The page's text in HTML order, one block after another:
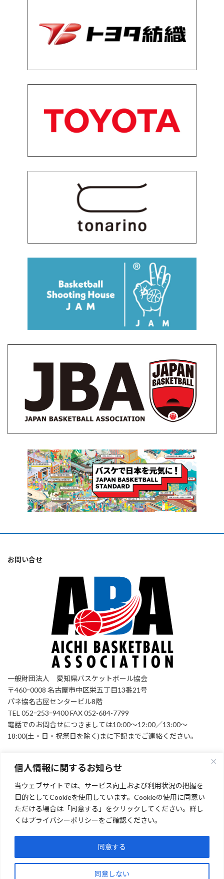
個人情報に関するお知らせ
当ウェブサイトでは、サービス向上および利用状況の把握を
目的としてCookieを使用しています。Cookieの使用に同意い
ただける場合は「同意する」をクリックしてください。詳し
くはプライバシーポリシーをご確認ください。
同意しない
同意する
お問い合せ
一般財団法人 愛知県バスケットボール協会
〒460ｰ0008 名古屋市中区栄五丁目13番21号
パネ協名古屋センタービル8階
TEL 052ｰ253ｰ9400 FAX 052-684-7799
電話でのお問合せにつきましては10:00～12:00／13:00～
18:00(土・日・祝祭日を除く)まに下記までご連絡ください。
お問い合わせ
Facebook
[instagram-feed feed=1]